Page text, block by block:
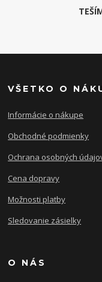
VŠETKO O
Informácie o nákupe
Obchodné podmienky
Ochrana osobných
Cena dopravy
Možnosti platby
Sledovanie zásielky
O NÁS